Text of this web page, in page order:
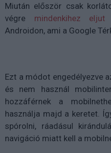
Miután először csak
végre mindenkihez eljut
Androidon, ami a Google
Ezt a módot engedélyezve
és nem használ
hozzáférnek a
használja majd a keretet.
spórolni, ráadásul
navigáció miatt kell a